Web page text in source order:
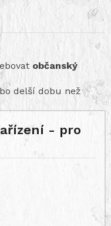
občanský
delší dobu než
- pro